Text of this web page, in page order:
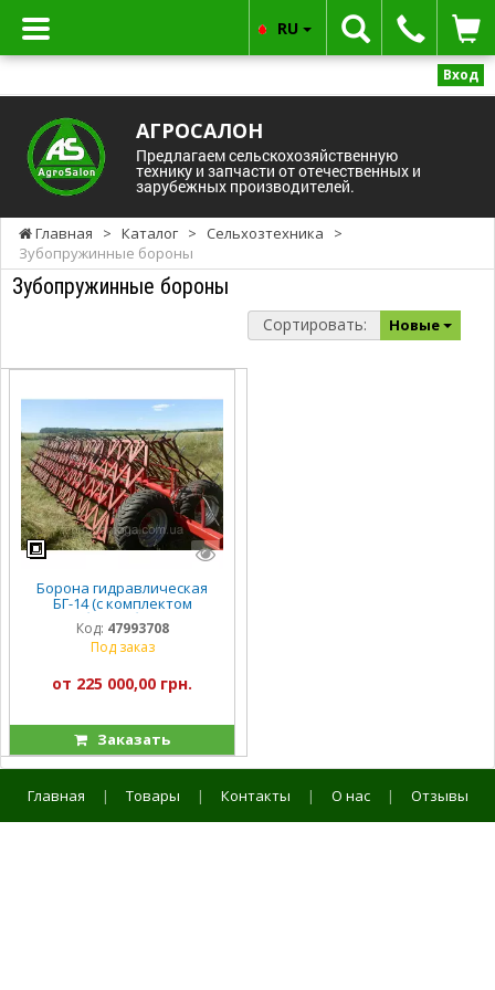
Вход
АГРОСАЛОН
Предлагаем сельскохозяйственную
технику и запчасти от отечественных и
зарубежных производителей.
RU
Главная > Каталог > Сельхозтехника
>
Зубопружинные бороны
Зубопружинные бороны
Сортировать: Новые
Борона гидравлическая
БГ-14 (с комплектом
зубовых борон)
Код: 47993708
Под заказ
от 225 000,00 грн.
Заказать
Главная | Товары | Контакты | О нас | Отзывы